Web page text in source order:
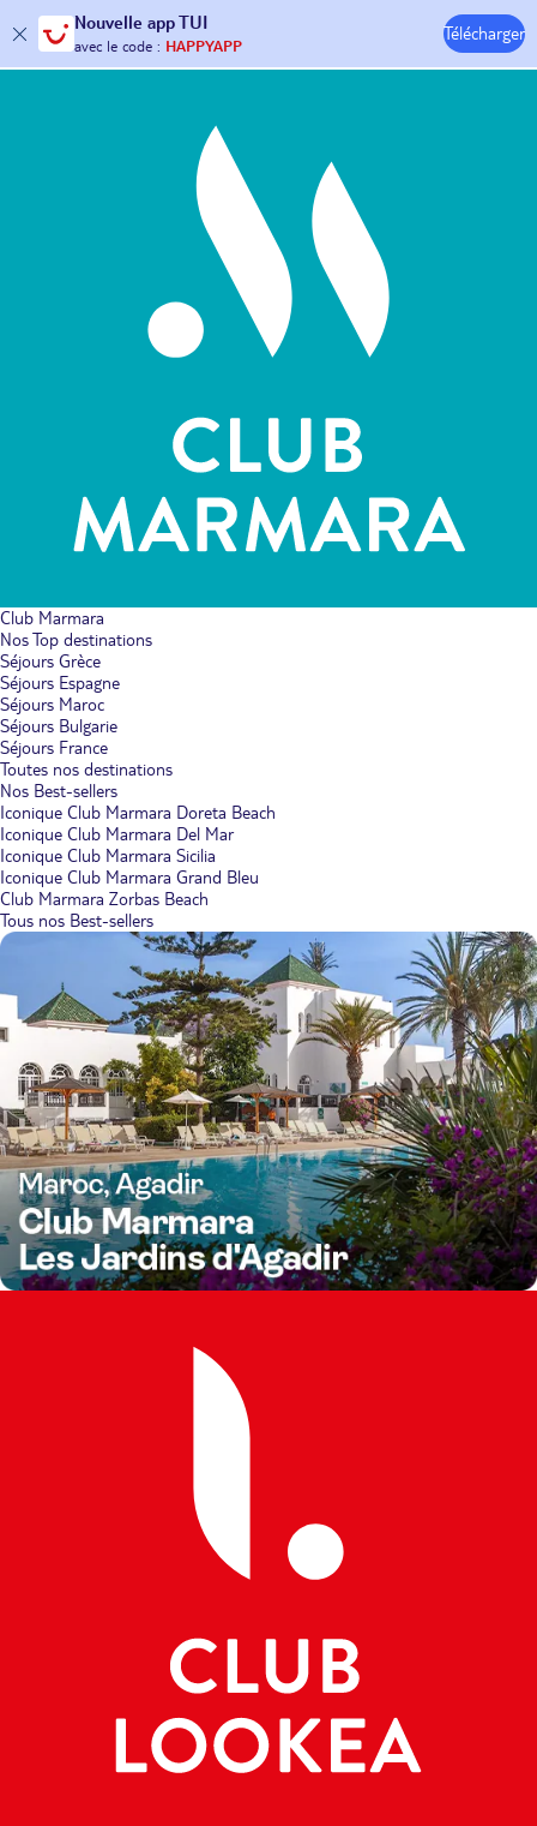
Nouvelle app TUI
30€ offerts*sur votre
avec le code : HAPPYAPP
Télécharger
Hôtels & Clubs
Club Marmara
Nos Top destinations
Séjours Grèce
Séjours Espagne
Séjours Maroc
Séjours Bulgarie
Séjours France
Toutes nos destinations
Nos Best-sellers
Iconique Club Marmara Doreta Beach
Iconique Club Marmara Del Mar
Iconique Club Marmara Sicilia
Iconique Club Marmara Grand Bleu
Club Marmara Zorbas Beach
Tous nos Best-sellers